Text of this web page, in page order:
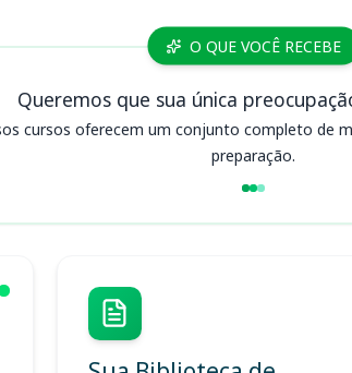
O QUE VOCÊ RECEBE
Queremos que sua única
cursos oferecem um conjunto completo de
preparação.